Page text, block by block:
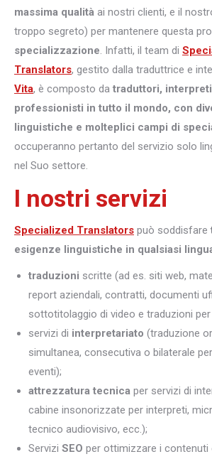
massima qualità ai nostri clienti, e il
troppo segreto) per mantenere questa
specializzazione. Infatti, il team di
Translators, gestito dalla traduttrice e
Vita, è composto da traduttori,
professionisti in tutto il mondo, con
linguistiche e molteplici campi di
occuperanno pertanto del servizio solo
nel Suo settore.
I nostri servizi
Specialized Translators può soddisfare
esigenze linguistiche in qualsiasi
traduzioni scritte (ad es. siti web,
report aziendali, contratti, documenti
sottotitolaggio di video e traduzioni per
servizi di interpretariato (traduzione
simultanea, consecutiva o bilaterale
eventi);
attrezzatura tecnica per servizi di
cabine insonorizzate per interpreti,
tecnico audiovisivo, ecc.);
Servizi SEO per ottimizzare i contenuti